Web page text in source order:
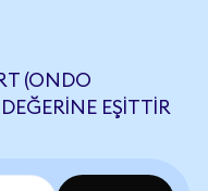
(ONDO
EŞITTIR